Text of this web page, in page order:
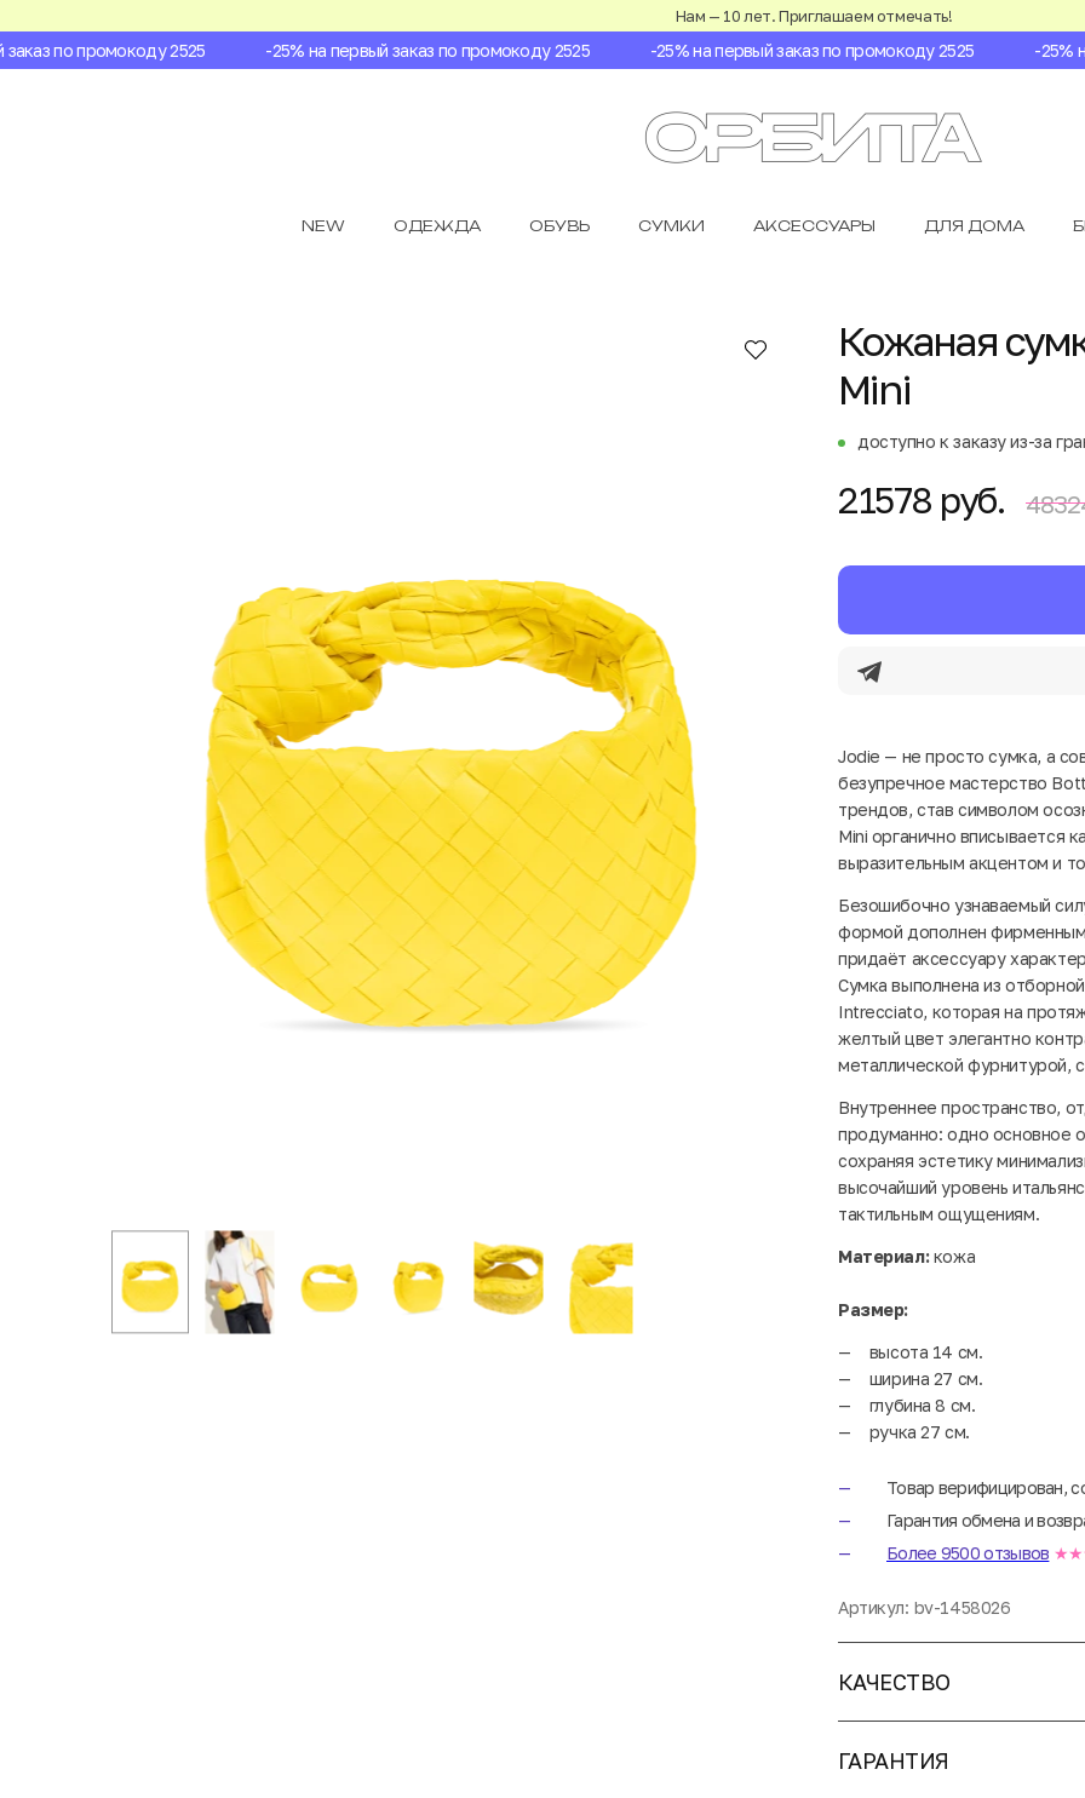
Нам — 10 лет. Приглашаем отмечать!
по промокоду 2525 -25% на первый заказ по промокоду 2525 -25% на первый заказ по промокоду 2525 -25%
NEW ОДЕЖДА ОБУВЬ СУМКИ АКСЕССУАРЫ ДЛЯ ДОМА
Кожаная
Mini
доступно к заказу из-за
21578 руб.
Jodie — не просто сумка, а
безупречное мастерство
трендов, став символом
Mini органично вписывается
выразительным акцентом и
Безошибочно узнаваемый
формой дополнен фирменным
придаёт аксессуару
Сумка выполнена из
Intrecciato, которая на
желтый цвет элегантно
металлической фурнитурой,
Внутреннее пространство,
продуманно: одно основное
сохраняя эстетику
высочайший уровень
тактильным ощущениям.
Материал:кожа
Размер:
высота 14 см.
ширина 27 см.
глубина 8 см.
ручка 27 см.
Товар верифицирован,
Гарантия обмена и
Более 9500 отзывов
Артикул: bv-1458026
КАЧЕСТВО
ГАРАНТИЯ